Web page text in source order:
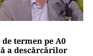
termen pe A0
a descărcărilor